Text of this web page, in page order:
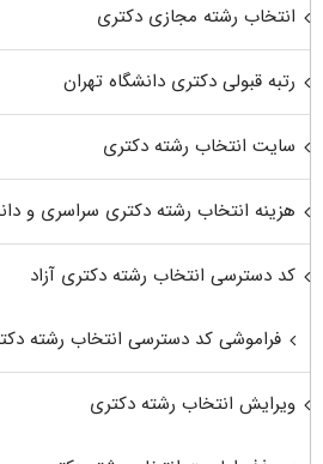
انتخاب رشته مجازی دکتری
رتبه قبولی دکتری دانشگاه تهران
سایت انتخاب رشته دکتری
هزینه انتخاب رشته دکتری سراسری و
کد دسترسی انتخاب رشته دکتری آزاد
فراموشی کد دسترسی انتخاب رشته
ویرایش انتخاب رشته دکتری